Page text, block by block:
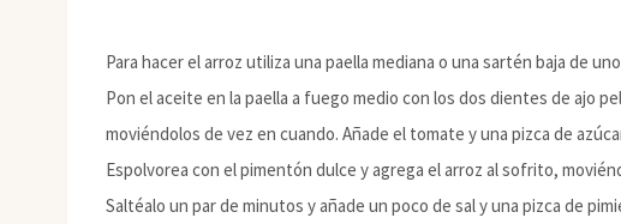
Para hacer el arroz utiliza una paella mediana o una sartén baja de
Pon el aceite en la paella a fuego medio con los dos dientes de ajo
moviéndolos de vez en cuando. Añade el tomate y una pizca de
Espolvorea con el pimentón dulce y agrega el arroz al sofrito,
Saltéalo un par de minutos y añade un poco de sal y una pizca de